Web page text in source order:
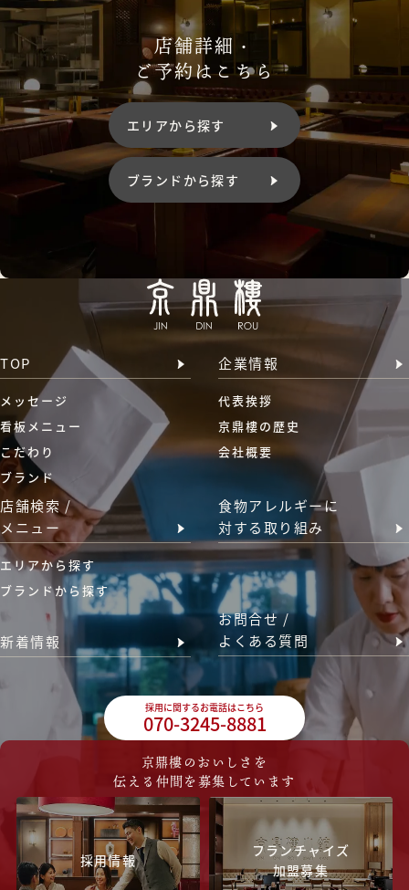
店舗詳細・
ご予約はこちら
エリアから探す
ブランドから探す
TOP
メッセージ
看板メニュー
こだわり
ブランド
店舗検索 /
メニュー
エリアから探す
ブランドから探す
新着情報
企業情報
代表挨拶
京鼎樓の歴史
会社概要
食物アレルギーに
対する取り組み
お問合せ /
よくある質問
採用に関するお電話はこちら
070-3245-8881
京鼎樓のおいしさを
伝える仲間を募集しています
採用情報
フランチャイズ
加盟募集